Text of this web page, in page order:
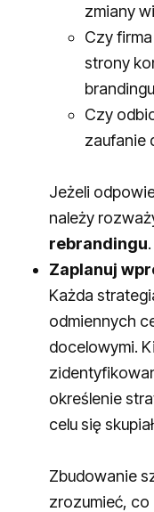
zmiany
Czy
strony
Czy
zaufanie
Jeżeli
należy
rebrandingu.
Zaplanuj
Każda
odmiennych
docelowymi.
określenie
celu się
Zbudowanie
zrozumieć, co